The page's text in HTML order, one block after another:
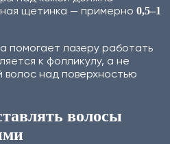
щетинка — примерно 0,5–1
помогает лазеру работать
к фолликулу, а не
волос над поверхностью
волосы